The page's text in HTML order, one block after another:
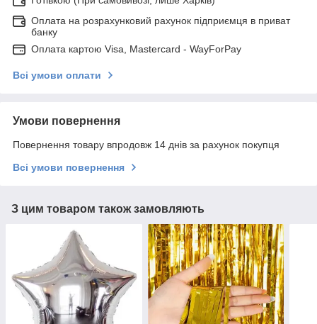
Оплата на розрахунковий рахунок підприємця в приват
банку
Оплата картою Visa, Mastercard - WayForPay
Всі умови оплати
Умови повернення
Повернення товару впродовж 14 днів за рахунок покупця
Всі умови повернення
З цим товаром також замовляють